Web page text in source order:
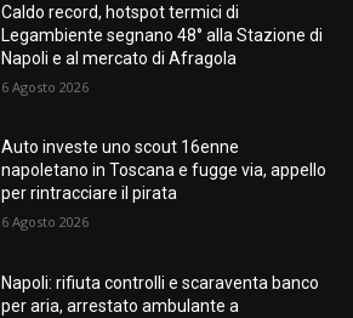
Caldo record, hotspot termici di
Legambiente segnano 48° alla Stazione di
Napoli e al mercato di Afragola
6 Agosto 2026
Auto investe uno scout 16enne
napoletano in Toscana e fugge via, appello
per rintracciare il pirata
6 Agosto 2026
Napoli: rifiuta controlli e scaraventa banco
per aria, arrestato ambulante a